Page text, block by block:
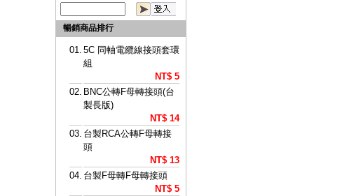
暢銷商品排行
01. 5C 同軸電纜線接頭套環
組
NT$ 5
02. BNC公轉F母轉接頭(台
製長版)
NT$ 14
03. 台製RCA公轉F母轉接
頭
NT$ 13
04. 台製F母轉F母轉接頭
NT$ 5